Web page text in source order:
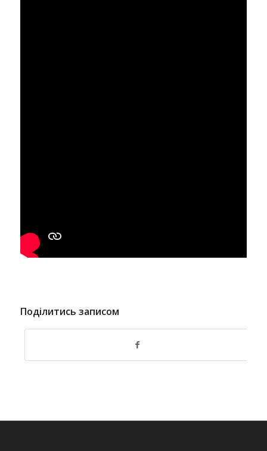
Поділитись записом